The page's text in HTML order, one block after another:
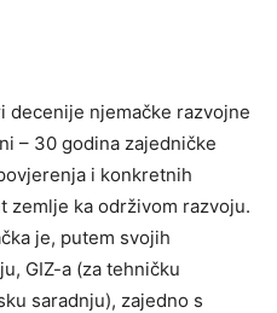
decenije njemačke razvojne
– 30 godina zajedničke
i konkretnih
zemlje ka održivom razvoju.
je, putem svojih
GIZ-a (za tehničku
saradnju), zajedno s